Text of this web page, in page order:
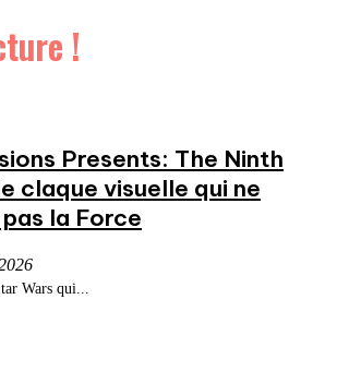
!
Presents: The Ninth
claque visuelle qui ne
la Force
Wars qui...